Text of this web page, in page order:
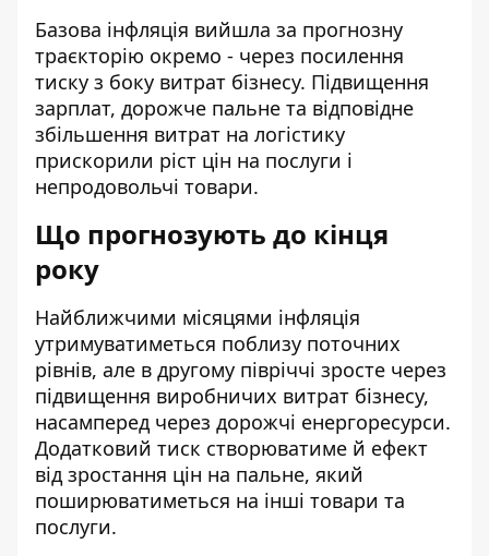
Базова інфляція вийшла за прогнозну
траєкторію окремо - через посилення
тиску з боку витрат бізнесу. Підвищення
зарплат, дорожче пальне та відповідне
збільшення витрат на логістику
прискорили ріст цін на послуги і
непродовольчі товари.
Що прогнозують до кінця
року
Найближчими місяцями інфляція
утримуватиметься поблизу поточних
рівнів, але в другому півріччі зросте через
підвищення виробничих витрат бізнесу,
насамперед через дорожчі енергоресурси.
Додатковий тиск створюватиме й ефект
від зростання цін на пальне, який
поширюватиметься на інші товари та
послуги.